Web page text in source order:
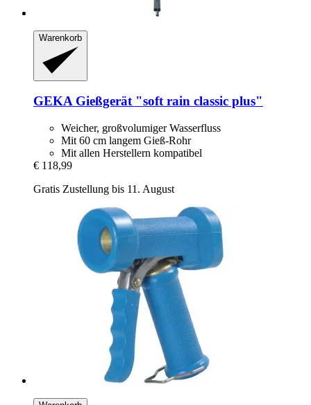
Warenkorb
GEKAGießgerät "soft rain classic plus"
Weicher, großvolumiger Wasserfluss
Mit 60 cm langem Gieß-Rohr
Mit allen Herstellern kompatibel
€ 118,99
Gratis Zustellung bis 11. August